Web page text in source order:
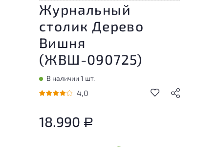
Журнальный
столик Дерево
Вишня
(ЖВШ-090725)
В наличии 1 шт.
4,0
18.990 Р